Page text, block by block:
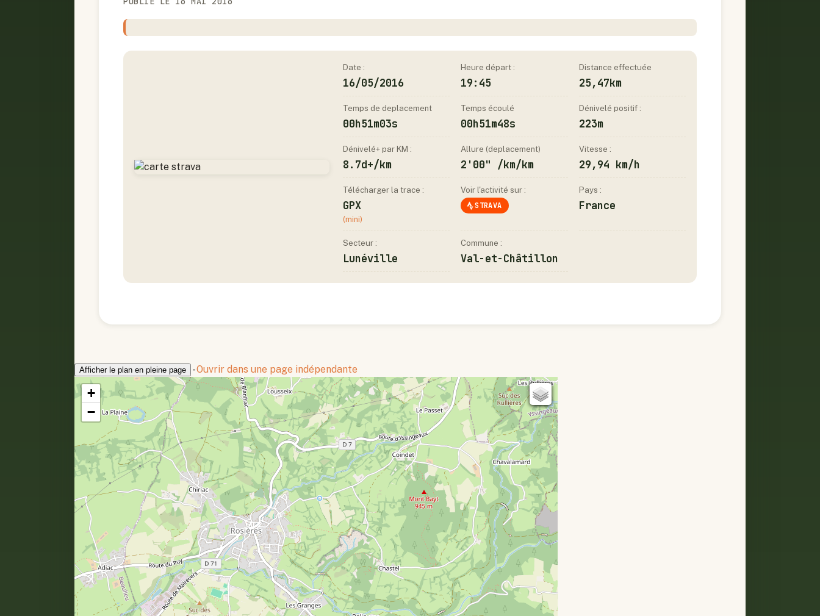
Date :
16/05/2016
Heure départ :
19:45
Distance effectuée
25,47km
Temps de deplacement
00h51m03s
Temps écoulé
00h51m48s
Dénivelé positif :
223m
Dénivelé+ par KM :
8.7d+/km
Allure (deplacement)
2'00" /km/km
Vitesse :
29,94 km/h
Télécharger la trace :
GPX
(mini)
Voir l'activité sur :
STRAVA
Pays :
France
Secteur :
Lunéville
Commune :
Val-et-Châtillon
Afficher le plan en pleine page -Ouvrir dans une page indépendante